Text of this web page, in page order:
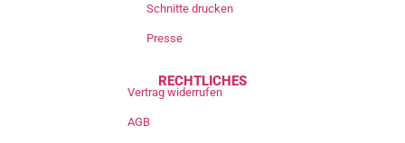
Schnitte drucken
Presse
RECHTLICHES
Vertrag widerrufen
AGB